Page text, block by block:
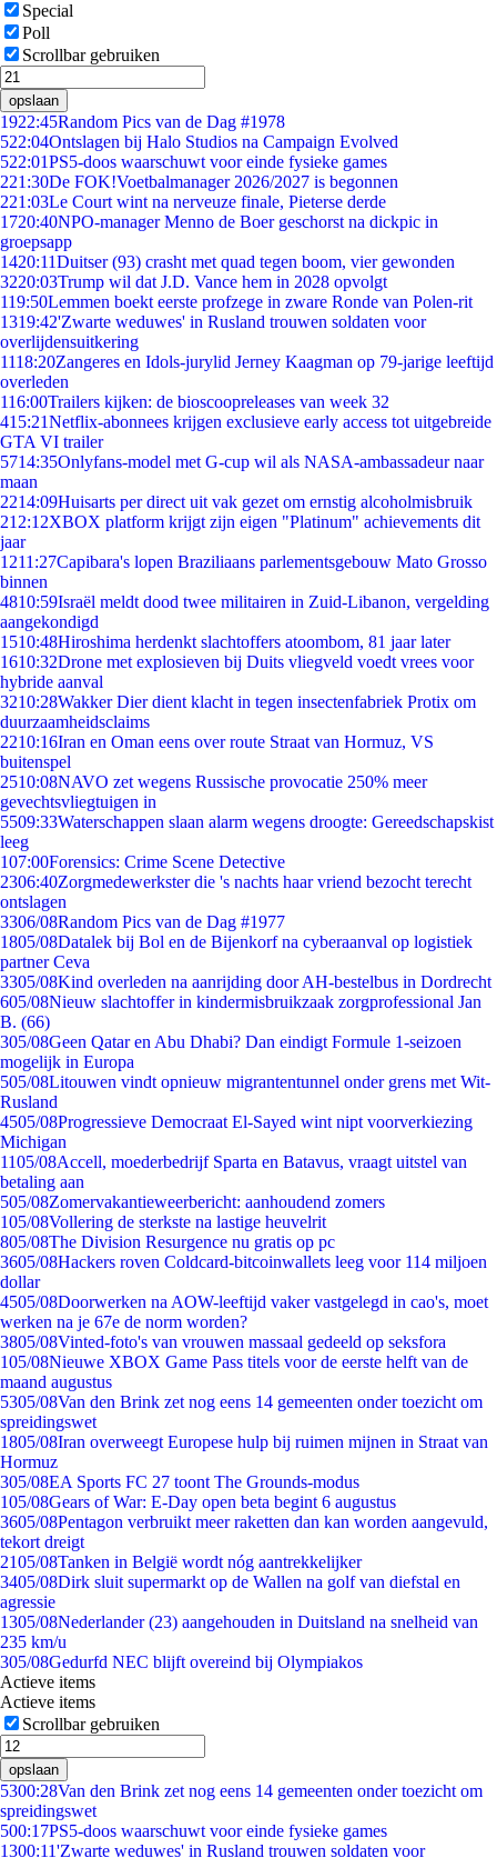
Special
Poll
Scrollbar gebruiken
opslaan
1922:45Random Pics van de Dag #1978
522:04Ontslagen bij Halo Studios na Campaign Evolved
522:01PS5-doos waarschuwt voor einde fysieke games
221:30De FOK!Voetbalmanager 2026/2027 is begonnen
221:03Le Court wint na nerveuze finale, Pieterse derde
1720:40NPO-manager Menno de Boer geschorst na dickpic in
groepsapp
1420:11Duitser (93) crasht met quad tegen boom, vier gewonden
3220:03Trump wil dat J.D. Vance hem in 2028 opvolgt
119:50Lemmen boekt eerste profzege in zware Ronde van Polen-rit
1319:42'Zwarte weduwes' in Rusland trouwen soldaten voor
overlijdensuitkering
1118:20Zangeres en Idols-jurylid Jerney Kaagman op 79-jarige leeftijd
overleden
116:00Trailers kijken: de bioscoopreleases van week 32
415:21Netflix-abonnees krijgen exclusieve early access tot uitgebreide
GTA VI trailer
5714:35Onlyfans-model met G-cup wil als NASA-ambassadeur naar
maan
2214:09Huisarts per direct uit vak gezet om ernstig alcoholmisbruik
212:12XBOX platform krijgt zijn eigen "Platinum" achievements dit
jaar
1211:27Capibara's lopen Braziliaans parlementsgebouw Mato Grosso
binnen
4810:59Israël meldt dood twee militairen in Zuid-Libanon, vergelding
aangekondigd
1510:48Hiroshima herdenkt slachtoffers atoombom, 81 jaar later
1610:32Drone met explosieven bij Duits vliegveld voedt vrees voor
hybride aanval
3210:28Wakker Dier dient klacht in tegen insectenfabriek Protix om
duurzaamheidsclaims
2210:16Iran en Oman eens over route Straat van Hormuz, VS
buitenspel
2510:08NAVO zet wegens Russische provocatie 250% meer
gevechtsvliegtuigen in
5509:33Waterschappen slaan alarm wegens droogte: Gereedschapskist
leeg
107:00Forensics: Crime Scene Detective
2306:40Zorgmedewerkster die 's nachts haar vriend bezocht terecht
ontslagen
3306/08Random Pics van de Dag #1977
1805/08Datalek bij Bol en de Bijenkorf na cyberaanval op logistiek
partner Ceva
3305/08Kind overleden na aanrijding door AH-bestelbus in Dordrecht
605/08Nieuw slachtoffer in kindermisbruikzaak zorgprofessional Jan
B. (66)
305/08Geen Qatar en Abu Dhabi? Dan eindigt Formule 1-seizoen
mogelijk in Europa
505/08Litouwen vindt opnieuw migrantentunnel onder grens met Wit-
Rusland
4505/08Progressieve Democraat El-Sayed wint nipt voorverkiezing
Michigan
1105/08Accell, moederbedrijf Sparta en Batavus, vraagt uitstel van
betaling aan
505/08Zomervakantieweerbericht: aanhoudend zomers
105/08Vollering de sterkste na lastige heuvelrit
805/08The Division Resurgence nu gratis op pc
3605/08Hackers roven Coldcard-bitcoinwallets leeg voor 114 miljoen
dollar
4505/08Doorwerken na AOW-leeftijd vaker vastgelegd in cao's, moet
werken na je 67e de norm worden?
3805/08Vinted-foto's van vrouwen massaal gedeeld op seksfora
105/08Nieuwe XBOX Game Pass titels voor de eerste helft van de
maand augustus
5305/08Van den Brink zet nog eens 14 gemeenten onder toezicht om
spreidingswet
1805/08Iran overweegt Europese hulp bij ruimen mijnen in Straat van
Hormuz
305/08EA Sports FC 27 toont The Grounds-modus
105/08Gears of War: E-Day open beta begint 6 augustus
3605/08Pentagon verbruikt meer raketten dan kan worden aangevuld,
tekort dreigt
2105/08Tanken in België wordt nóg aantrekkelijker
3405/08Dirk sluit supermarkt op de Wallen na golf van diefstal en
agressie
1305/08Nederlander (23) aangehouden in Duitsland na snelheid van
235 km/u
305/08Gedurfd NEC blijft overeind bij Olympiakos
Actieve items
Actieve items
Scrollbar gebruiken
opslaan
5300:28Van den Brink zet nog eens 14 gemeenten onder toezicht om
spreidingswet
500:17PS5-doos waarschuwt voor einde fysieke games
1300:11'Zwarte weduwes' in Rusland trouwen soldaten voor